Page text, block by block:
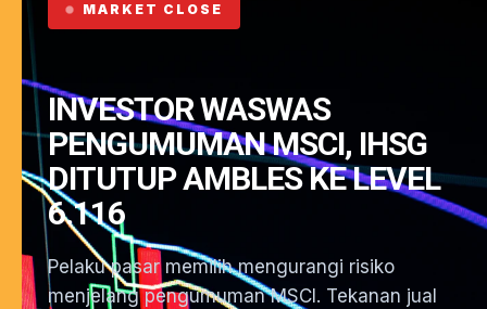
MARKET CLOSE
INVESTOR WASWAS
PENGUMUMAN MSCI, IHSG
DITUTUP AMBLES KE LEVEL
6.116
Pelaku pasar memilih mengurangi risiko
menjelang pengumuman MSCI. Tekanan jual